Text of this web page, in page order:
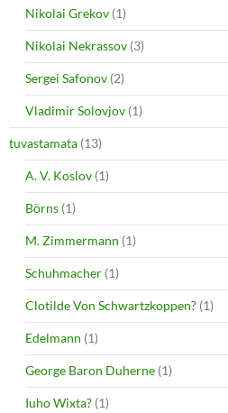
Nikolai Grekov (1)
Nikolai Nekrassov (3)
Sergei Safonov (2)
Vladimir Solovjov (1)
tuvastamata (13)
A. V. Koslov (1)
Börns (1)
M. Zimmermann (1)
Schuhmacher (1)
Clotilde Von Schwartzkoppen? (1)
Edelmann (1)
George Baron Duherne (1)
Iuho Wixta? (1)